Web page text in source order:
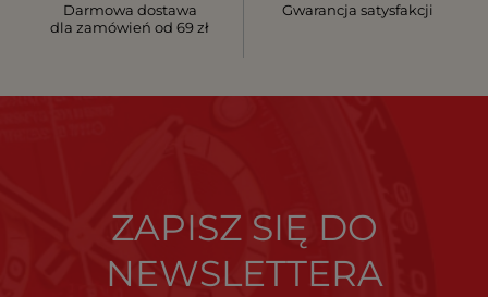
Darmowa dostawa
dla zamówień od 69 zł
Gwarancja satysfakcji
ZAPISZ SIĘ DO
NEWSLETTERA